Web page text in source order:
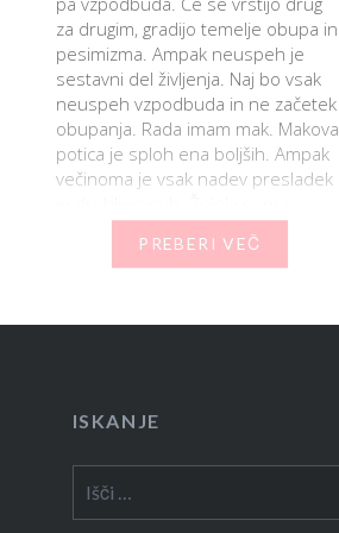
za drugim, gradijo temelje obupa in
pesimizma. Ampak neuspeh je
sestavni del življenja. Naj bo vsak
neuspeh vzpodbuda in ne začetek
obupanja. Rada imam mak. Makova
potica je sploh ena boljših. Ampak
večinoma je vsak nadev presladek
ogniti…
PREBERI VEČ
ISKANJE